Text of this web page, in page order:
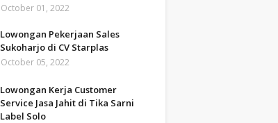
October 01, 2022
Lowongan Pekerjaan Sales
Sukoharjo di CV Starplas
October 05, 2022
Lowongan Kerja Customer
Service Jasa Jahit di Tika Sarni
Label Solo